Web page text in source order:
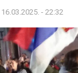
16.03.2025. - 22:32